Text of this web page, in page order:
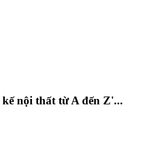
nội thất từ A đến Z'...